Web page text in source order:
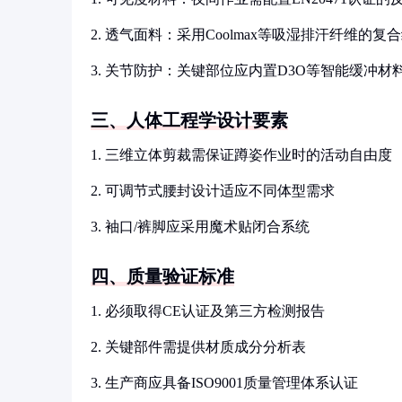
2. 透气面料：采用Coolmax等吸湿排汗纤维的复
3. 关节防护：关键部位应内置D3O等智能缓冲材
三、人体工程学设计要素
1. 三维立体剪裁需保证蹲姿作业时的活动自由度
2. 可调节式腰封设计适应不同体型需求
3. 袖口/裤脚应采用魔术贴闭合系统
四、质量验证标准
1. 必须取得CE认证及第三方检测报告
2. 关键部件需提供材质成分分析表
3. 生产商应具备ISO9001质量管理体系认证